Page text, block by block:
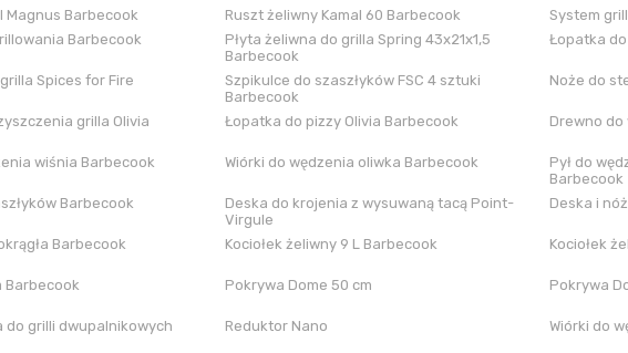
Magnus Barbecook Ruszt żeliwny Kamal 60 Barbecook
System
Barbecook
Płyta żeliwna do grilla Spring 43x21x1,5
Barbecook
Łopatka
Spices for Fire
Szpikulce do szaszłyków FSC 4 sztuki
Barbecook
Noże do
grilla Olivia
Łopatka do pizzy Olivia Barbecook Drewno do
wiśnia Barbecook Wiórki do wędzenia oliwka Barbecook
Pył do
Barbecook
Barbecook
Deska do krojenia z wysuwaną tacą Point-
Virgule
Deska i
Barbecook Kociołek żeliwny 9 L Barbecook Kociołek
Barbecook Pokrywa Dome 50 cm Pokrywa
do grilli dwupalnikowych
Reduktor Nano Wiórki do